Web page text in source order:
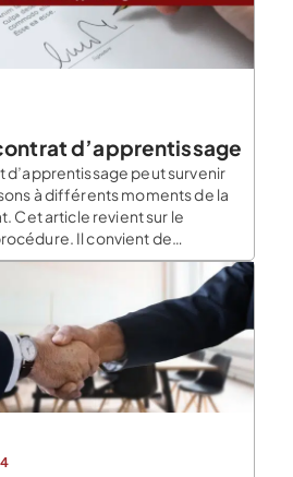
d’apprentissage
d’apprentissage peut survenir
à différents moments de la
Cet article revient sur le
Il convient de
qui font l’objet de deux
Soit le contrat est rompu au
jours : durant la […]